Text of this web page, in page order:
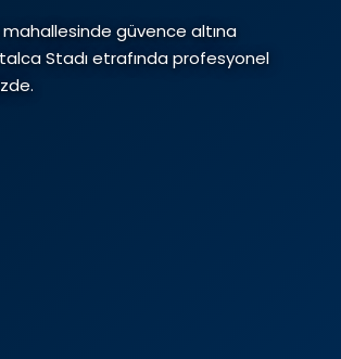
güvence altına
Stadı etrafında profesyonel